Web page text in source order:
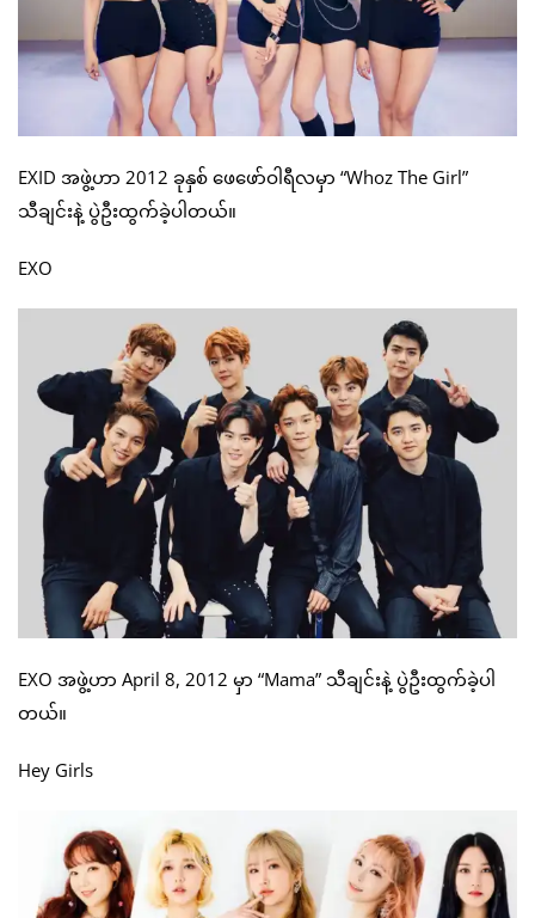
EXID အဖွဲ့ဟာ 2012 ခုနှစ် ဖေဖော်ဝါရီလမှာ “Whoz The Girl”
သီချင်းနဲ့ ပွဲဦးထွက်ခဲ့ပါတယ်။
EXO
EXO အဖွဲ့ဟာ April 8, 2012 မှာ “Mama” သီချင်းနဲ့ ပွဲဦးထွက်ခဲ့ပါ
တယ်။
Hey Girls